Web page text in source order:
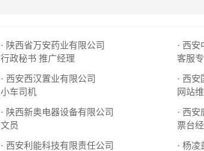
· 陕西省万安药业有限公司
行政秘书 推广经理
· 西
客服
· 西安西汉置业有限公司
小车司机
· 西
网站
· 陕西新奥电器设备有限公司
文员
· 西安
票台
· 西安利能科技有限责任公司